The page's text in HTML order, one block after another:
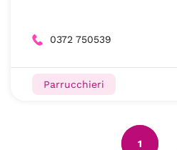
0372 750539
Parrucchieri
1